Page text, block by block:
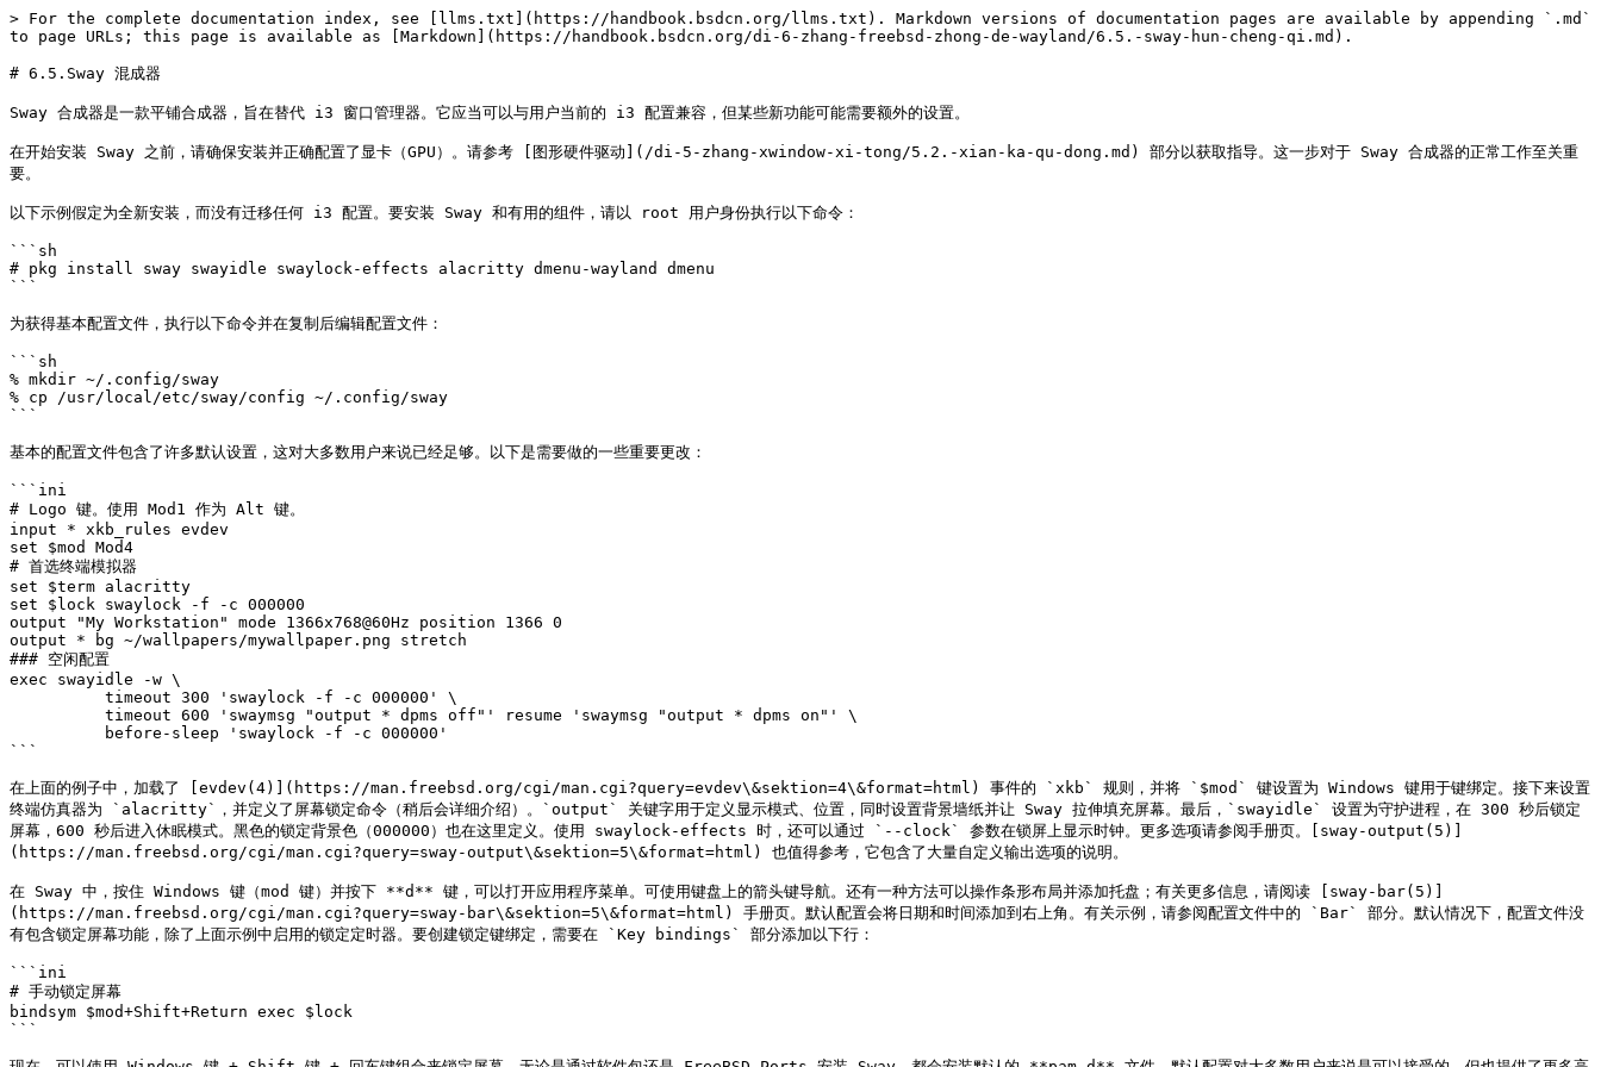
> For the complete documentation index, see [llms.txt](https://handbook.bsdcn.org/llms.txt). Markdown versions of documentation pages are available by appending `.md`
to page URLs; this page is available as [Markdown](https://handbook.bsdcn.org/di-6-zhang-freebsd-zhong-de-wayland/6.5.-sway-hun-cheng-qi.md).
# 6.5.Sway 混成器
Sway 合成器是一款平铺合成器，旨在替代 i3 窗口管理器。它应当可以与用户当前的 i3 配置兼容，但某些新功能可能需要额外的设置。
在开始安装 Sway 之前，请确保安装并正确配置了显卡（GPU）。请参考 [图形硬件驱动](/di-5-zhang-xwindow-xi-tong/5.2.-xian-ka-qu-dong.md) 部分以获取指导。这一步对于 Sway 合成器的正常工作至关重
要。
以下示例假定为全新安装，而没有迁移任何 i3 配置。要安装 Sway 和有用的组件，请以 root 用户身份执行以下命令：
```sh
# pkg install sway swayidle swaylock-effects alacritty dmenu-wayland dmenu
```
为获得基本配置文件，执行以下命令并在复制后编辑配置文件：
```sh
% mkdir ~/.config/sway
% cp /usr/local/etc/sway/config ~/.config/sway
```
基本的配置文件包含了许多默认设置，这对大多数用户来说已经足够。以下是需要做的一些重要更改：
```ini
# Logo 键。使用 Mod1 作为 Alt 键。
input * xkb_rules evdev
set $mod Mod4
# 首选终端模拟器
set $term alacritty
set $lock swaylock -f -c 000000
output "My Workstation" mode 1366x768@60Hz position 1366 0
output * bg ~/wallpapers/mywallpaper.png stretch
### 空闲配置
exec swayidle -w \
```
在上面的例子中，加载了 [evdev(4)](https://man.freebsd.org/cgi/man.cgi?query=evdev\&sektion=4\&format=html) 事件的 `xkb` 规则，并将 `$mod` 键设置为 Windows 键用于键绑定。接下来设置
终端仿真器为 `alacritty`，并定义了屏幕锁定命令（稍后会详细介绍）。`output` 关键字用于定义显示模式、位置，同时设置背景墙纸并让 Sway 拉伸填充屏幕。最后，`swayidle` 设置为守护进程，在 300 秒后锁定
屏幕，600 秒后进入休眠模式。黑色的锁定背景色（000000）也在这里定义。使用 swaylock-effects 时，还可以通过 `--clock` 参数在锁屏上显示时钟。更多选项请参阅手册页。[sway-output(5)]
(https://man.freebsd.org/cgi/man.cgi?query=sway-output\&sektion=5\&format=html) 也值得参考，它包含了大量自定义输出选项的说明。
在 Sway 中，按住 Windows 键（mod 键）并按下 **d** 键，可以打开应用程序菜单。可使用键盘上的箭头键导航。还有一种方法可以操作条形布局并添加托盘；有关更多信息，请阅读 [sway-bar(5)]
(https://man.freebsd.org/cgi/man.cgi?query=sway-bar\&sektion=5\&format=html) 手册页。默认配置会将日期和时间添加到右上角。有关示例，请参阅配置文件中的 `Bar` 部分。默认情况下，配置文件没
有包含锁定屏幕功能，除了上面示例中启用的锁定定时器。要创建锁定键绑定，需要在 `Key bindings` 部分添加以下行：
```ini
# 手动锁定屏幕
bindsym $mod+Shift+Return exec $lock
```